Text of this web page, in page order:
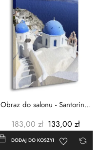
Obraz do salonu - Santorini -
183,00 zł 133,00 zł
DODAJ DO KOSZYKA